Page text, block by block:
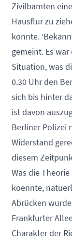
Zivilbamten
Hausflur zu
konnte.
gemeint. Es
Situation, was
0.30 Uhr den
sich bis hinter
ist davon
Berliner Polizei
Widerstand
diesem
Was die Theorie
koennte,
Abrücken
Frankfurter
Charakter der